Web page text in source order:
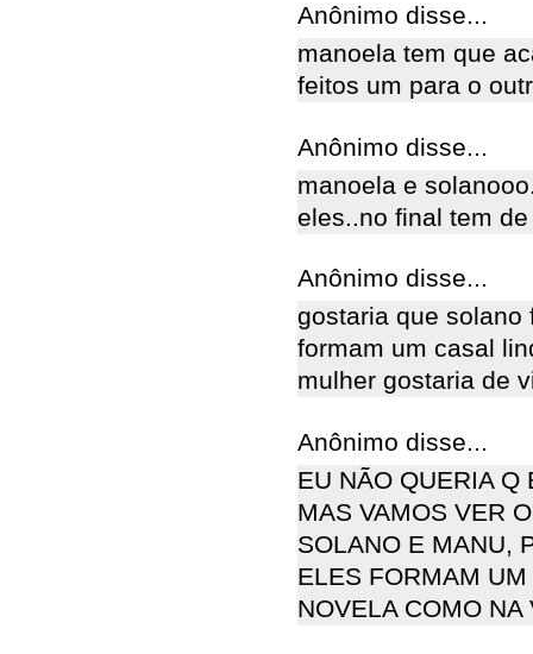
Anônimo disse...
manoela tem que
feitos um para o
Anônimo disse...
manoela e
eles..no final tem
Anônimo disse...
gostaria que
formam um casal
mulher gostaria de
Anônimo disse...
EU NÃO QUERIA Q
MAS VAMOS VER
SOLANO E MANU,
ELES FORMAM
NOVELA COMO NA